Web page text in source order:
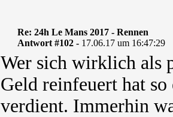
Re: 24h Le Mans 2017 - Rennen
Antwort #102 - 17.06.17 um 16:47:29
Wer sich wirklich als
Geld reinfeuert hat
verdient. Immerhin